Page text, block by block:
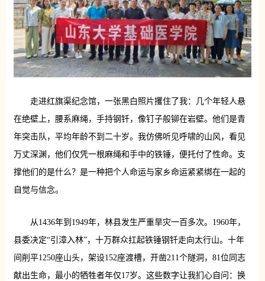
走进红旗渠纪念馆，一张黑白照片攫住了我：几个年轻人悬
在绝壁上，腰系麻绳，手持钢钎，像钉子般铆在岩壁。他们是青
年突击队，平均年龄不到二十岁。我仿佛听见呼啸的山风，看见
万丈深渊，他们仅凭一根麻绳和手中的铁锤，便托付了性命。支
撑他们的是什么？是一种把个人命运与家乡命运紧紧绑在一起的
自觉与信念。
从1436年到1949年，林县发生严重旱灾一百多次。1960年，
县委决定“引漳入林”，十万群众扛起铁锤钢钎走向太行山。十年
间削平1250座山头，架设152座渡槽，开凿211个隧洞，81位同志
献出生命，最小的牺牲者年仅17岁。这些数字让我扪心自问：换